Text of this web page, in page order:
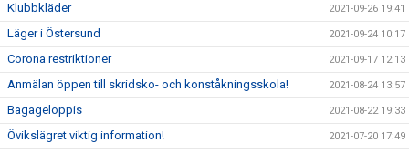
Klubbkläder 2021-09-26 19:41
Läger i Östersund 2021-09-24 10:17
Corona restriktioner 2021-09-17 12:13
Anmälan öppen till skridsko- och konståkningsskola! 2021-08-24 13:57
Bagageloppis 2021-08-22 19:33
Övikslägret viktig information! 2021-07-20 17:49